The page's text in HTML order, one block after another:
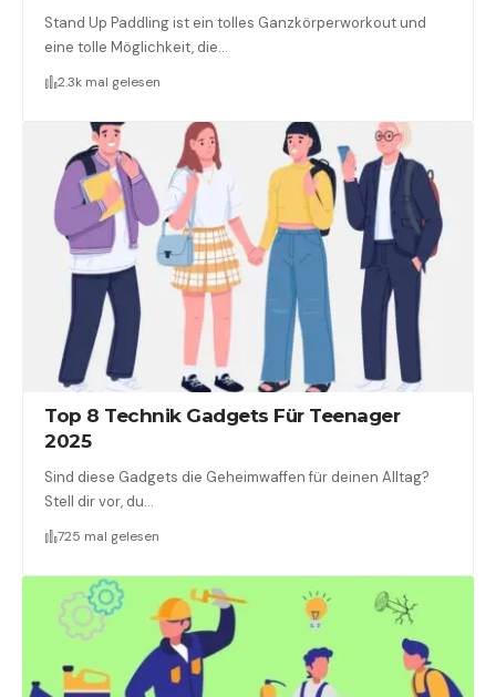
Stand Up Paddling ist ein tolles Ganzkörperworkout und
eine tolle Möglichkeit, die…
2.3k mal gelesen
Top 8 Technik Gadgets Für Teenager
2025
Sind diese Gadgets die Geheimwaffen für deinen Alltag?
Stell dir vor, du…
725 mal gelesen